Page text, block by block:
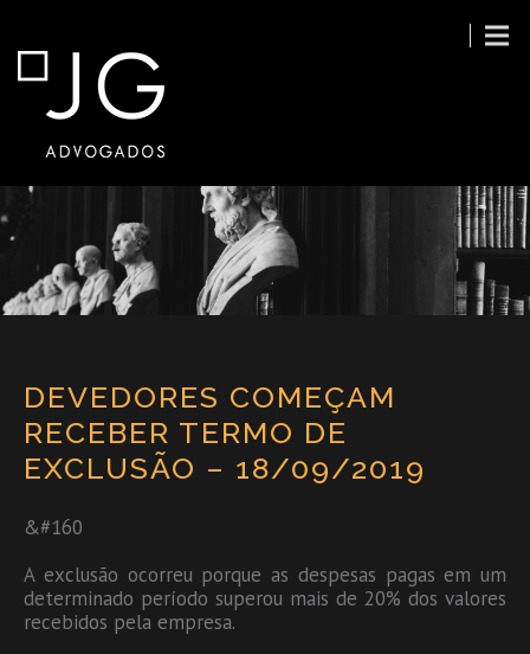
DEVEDORES COMEÇAM
RECEBER TERMO DE
EXCLUSÃO – 18/09/2019
&#160
A exclusão ocorreu porque as despesas pagas em um
determinado período superou mais de 20% dos valores
recebidos pela empresa.